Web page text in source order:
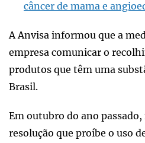
câncer de mama e
A Anvisa informou que a
empresa comunicar o
produtos que têm uma
Brasil.
Em outubro do ano
resolução que proíbe o uso